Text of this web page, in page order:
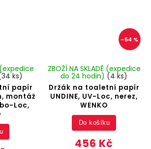
papír
montáž
Loc,
(expedice
ks)
–54 %
Držák na toaletní papír
UNDINE, UV-Loc, nerez,
WENKO
ZBOŽÍ NA SKLADĚ (expedice
do 24 hodin) (4 ks)
456 Kč
Do košíku